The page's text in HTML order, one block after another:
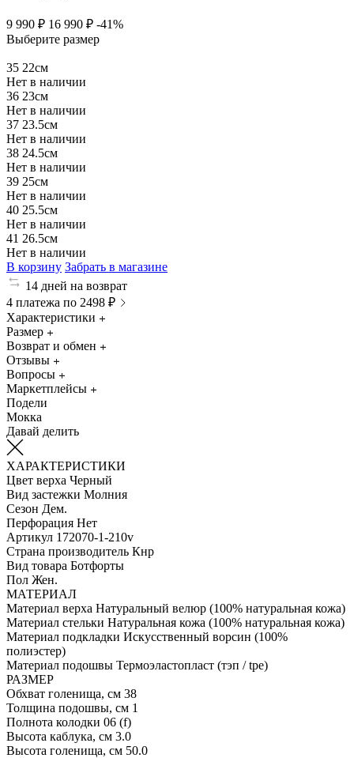
9 990 ₽ 16 990 ₽ -41%
Выберите размер
35 22см
Нет в наличии
36 23см
Нет в наличии
37 23.5см
Нет в наличии
38 24.5см
Нет в наличии
39 25см
Нет в наличии
40 25.5см
Нет в наличии
41 26.5см
Нет в наличии
В корзину Забрать в магазине
14 дней на возврат
4 платежа по 2498 ₽
Характеристики
Размер
Возврат и обмен
Отзывы
Вопросы
Маркетплейсы
Подели
Мокка
Давай делить
ХАРАКТЕРИСТИКИ
Цвет верха Черный
Вид застежки Молния
Сезон Дем.
Перфорация Нет
Артикул 172070-1-210v
Страна производитель Кнр
Вид товара Ботфорты
Пол Жен.
МАТЕРИАЛ
Материал верха Натуральный велюр (100% натуральная кожа)
Материал стельки Натуральная кожа (100% натуральная кожа)
Материал подкладки Искусственный ворсин (100%
полиэстер)
Материал подошвы Термоэластопласт (тэп / tpe)
РАЗМЕР
Обхват голенища, см 38
Толщина подошвы, см 1
Полнота колодки 06 (f)
Высота каблука, см 3.0
Высота голенища, см 50.0